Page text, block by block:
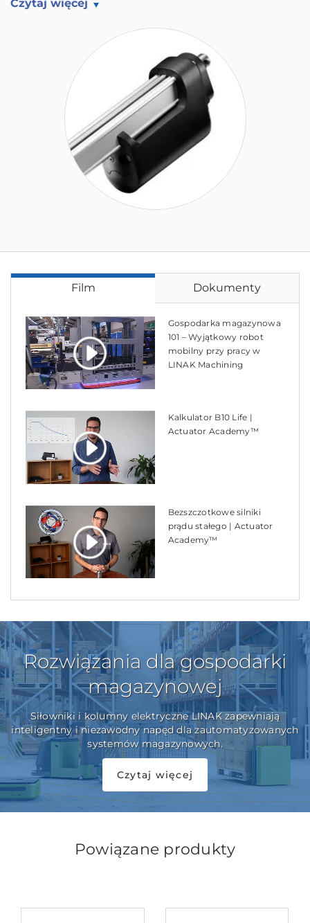
Czytaj więcej
Film Dokumenty
Gospodarka magazynowa
101 – Wyjątkowy robot
mobilny przy pracy w
LINAK Machining
Kalkulator B10 Life |
Actuator Academy™
Bezszczotkowe silniki
prądu stałego | Actuator
Academy™
Rozwiązania dla gospodarki
magazynowej
Siłowniki i kolumny elektryczne LINAK zapewniają
inteligentny i niezawodny napęd dla zautomatyzowanych
systemów magazynowych.
Czytaj więcej
Powiązane produkty